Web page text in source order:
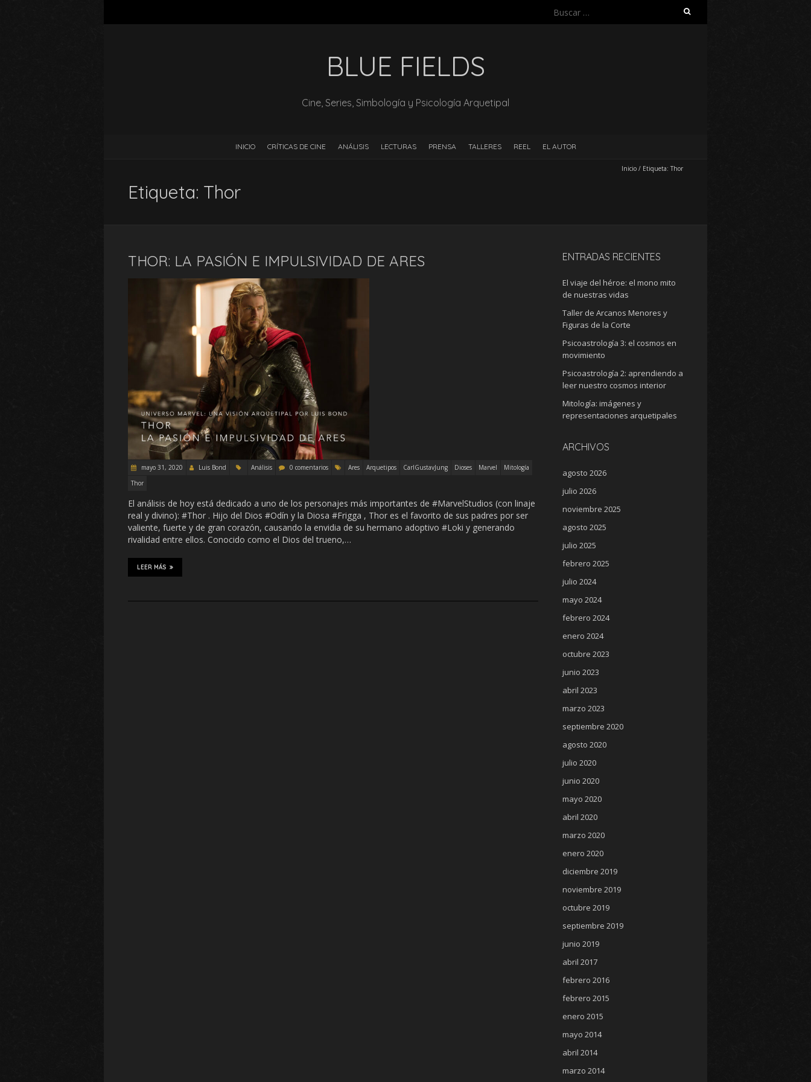
Buscar:
BLUE FIELDS
Cine, Series, Simbología y Psicología Arquetipal
INICIO CRÍTICAS DE CINE ANÁLISIS LECTURAS PRENSA TALLERES REEL EL AUTOR
Inicio / Etiqueta: Thor
Etiqueta: Thor
THOR: LA PASIÓN E IMPULSIVIDAD DE ARES
mayo 31, 2020 Luis Bond Análisis 0 comentarios Ares Arquetipos CarlGustavJung Dioses Marvel
Mitología
Thor
El análisis de hoy está dedicado a uno de los personajes más importantes de #MarvelStudios (con linaje
real y divino): #Thor . Hijo del Dios #Odín y la Diosa #Frigga , Thor es el favorito de sus padres por ser
valiente, fuerte y de gran corazón, causando la envidia de su hermano adoptivo #Loki y generando
rivalidad entre ellos. Conocido como el Dios del trueno,…
LEER MÁS
ENTRADAS RECIENTES
El viaje del héroe: el mono mito
de nuestras vidas
Taller de Arcanos Menores y
Figuras de la Corte
Psicoastrología 3: el cosmos en
movimiento
Psicoastrología 2: aprendiendo a
leer nuestro cosmos interior
Mitología: imágenes y
representaciones arquetipales
ARCHIVOS
agosto 2026
julio 2026
noviembre 2025
agosto 2025
julio 2025
febrero 2025
julio 2024
mayo 2024
febrero 2024
enero 2024
octubre 2023
junio 2023
abril 2023
marzo 2023
septiembre 2020
agosto 2020
julio 2020
junio 2020
mayo 2020
abril 2020
marzo 2020
enero 2020
diciembre 2019
noviembre 2019
octubre 2019
septiembre 2019
junio 2019
abril 2017
febrero 2016
febrero 2015
enero 2015
mayo 2014
abril 2014
marzo 2014